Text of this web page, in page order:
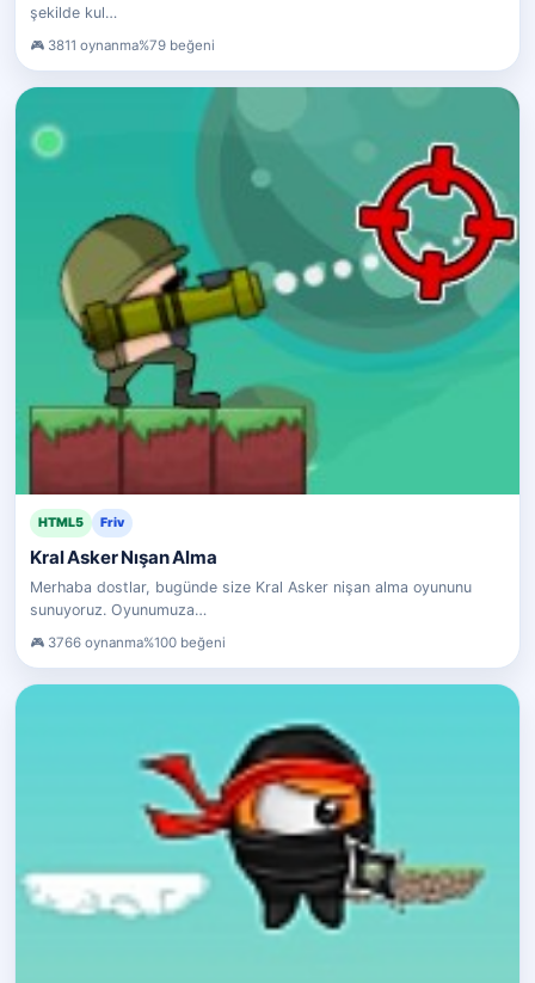
şekilde kul…
3811 oynanma%79 beğeni
HTML5 Friv
Kral Asker Nışan Alma
Merhaba dostlar, bugünde size Kral Asker nişan alma oyununu
sunuyoruz. Oyunumuza…
3766 oynanma%100 beğeni